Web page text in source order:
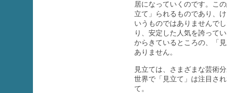
居になっていくのです。こ
立て」られるものであり、
いうものではありませんで
り、安定した人気を誇って
からきているところの、「
ありません。
見立ては、さまざまな芸術
世界で「見立て」は注目さ
て。